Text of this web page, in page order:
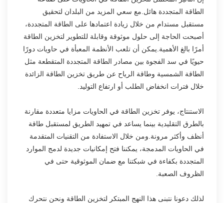
الطاقة المتجددة هائل.مع سعي المزيد من البلدان لتحقيق
مستقبل مستدام من خلال زيادة اعتمادها على الطاقة المتجددة،
أصبحت الحاجة إلى حلول موثوقة وقابلة للتطوير لتخزين الطاقة
أمرًا بالغ الأهمية.يمكن أن تلعب الأنظمة المعبأة في حاويات دورًا
حيويًا في سد الفجوة بين مصادر الطاقة المتجددة المتقطعة مثل
الطاقة الشمسية وطاقة الرياح عن طريق تخزين الطاقة الزائدة
خلال فترات انخفاض الطلب أو ارتفاع التوليد.
الاستنتاج، يوفر تخزين الطاقة في الحاويات مزايا متعددة مقارنة
بالطرق التقليدية بينما يساعد في تمهيد الطريق لمستقبل طاقة
أنظف وأكثر مرونة.ومن خلال الاستفادة من التقنيات المتقدمة
في الحاويات المدمجة، يمكننا فتح إمكانيات جديدة لدمج الموارد
المتجددة بكفاءة في شبكتنا مع ضمان الموثوقية حتى في
الظروف الصعبة.
لذلك دعونا نتبنى هذا النهج المبتكر لتخزين الطاقة ونحن نتحرك